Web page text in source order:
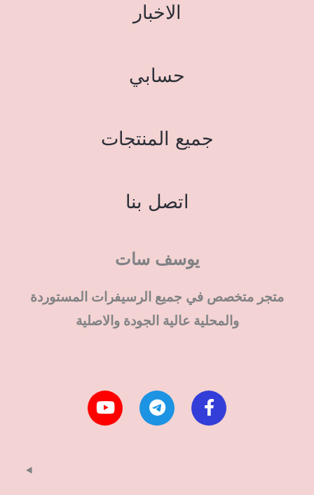
الاخبار
حسابي
جميع المنتجات
اتصل بنا
يوسف سات
متجر متخصص في جميع الرسيفرات المستوردة
والمحلية عالية الجودة والاصلية